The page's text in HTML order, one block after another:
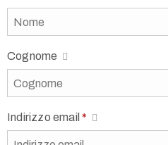
Cognome
Indirizzo email*